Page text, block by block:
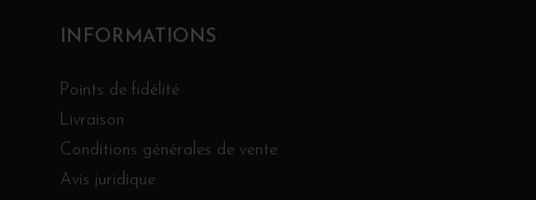
INFORMATIONS
Points de fidélité
Livraison
Conditions générales de vente
Avis juridique